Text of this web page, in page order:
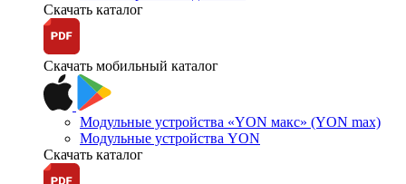
Скачать каталог
Скачать мобильный каталог
Модульные устройства «YON макс» (YON max)
Модульные устройства YON
Скачать каталог